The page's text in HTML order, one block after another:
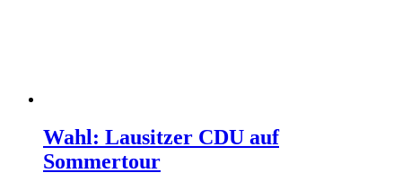
Wahl: Lausitzer CDU auf
Sommertour